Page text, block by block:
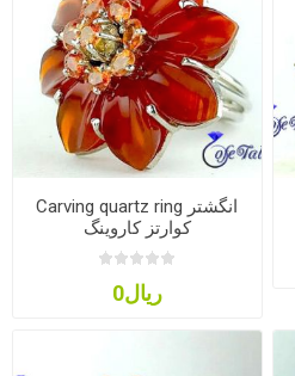
Carving quartz ring انگشتر
کوارتز کاروینگ
ریال0